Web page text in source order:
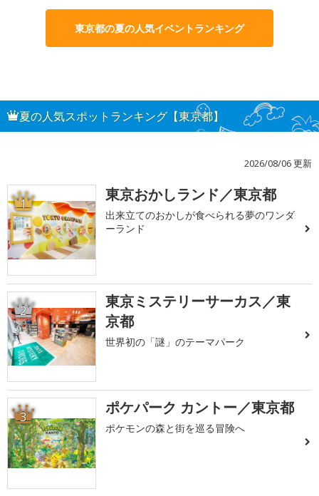
東京都の夏の人気イベントランキング
夏の人気スポットランキング【東京都】
2026/08/06 更新
1 東京おかしランド／東京都
出来立てのおかしが食べられる夢のワンダ
ーランド
2
東京ミステリーサーカス／東
京都
世界初の「謎」のテーマパーク
3 ポケパーク カントー／東京都
ポケモンの森と街を巡る冒険へ